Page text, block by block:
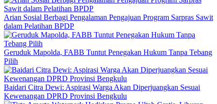
Arian Sosial Berbagi Pengalaman Pengajuan Program Sarpras Sawit
dalam Pelatihan BPDP
Geruduk Mapolda, FABB Tuntut Penegakan Hukum Tanpa Tebang
Pilih
Baidari Citra Dewi: Aspirasi Warga Akan Diperjuangkan Sesuai
Kewenangan DPRD Provinsi Bengkulu